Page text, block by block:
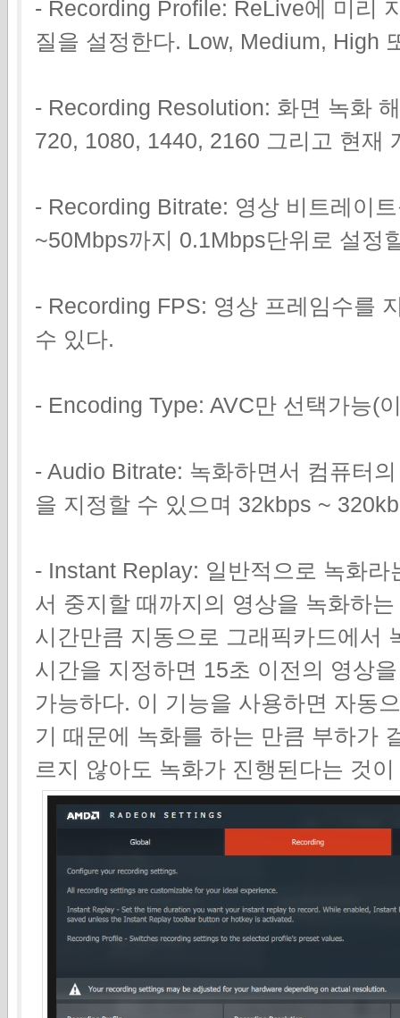
- Recording Profile: ReLive에 미리
질을 설정한다. Low, Medium, High
- Recording Resolution: 화면 녹화
720, 1080, 1440, 2160 그리고 현재
- Recording Bitrate: 영상 비트레이
~50Mbps까지 0.1Mbps단위로 설정
- Recording FPS: 영상 프레임수를
수 있다.
- Encoding Type: AVC만 선택가능(
- Audio Bitrate: 녹화하면서 컴퓨터
을 지정할 수 있으며 32kbps ~
- Instant Replay: 일반적으로 녹화
서 중지할 때까지의 영상을 녹화하
시간만큼 지동으로 그래픽카드에서
시간을 지정하면 15초 이전의 영상
가능하다. 이 기능을 사용하면 자동
기 때문에 녹화를 하는 만큼 부하가
르지 않아도 녹화가 진행된다는 것